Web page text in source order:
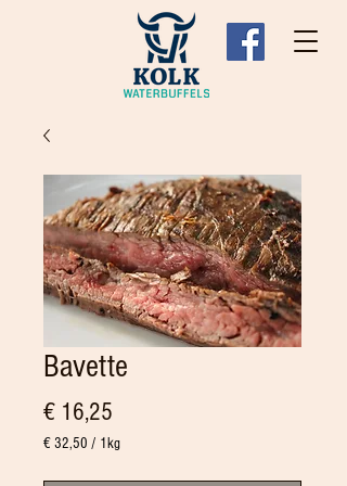
Bavette
€ 16,25
€ 32,50 / 1kg